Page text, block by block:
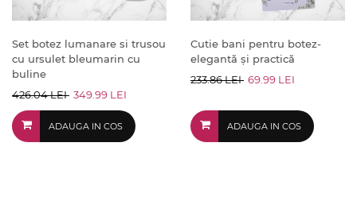
Set botez lumanare si trusou
cu ursulet bleumarin cu
buline
426.04 LEI 349.99 LEI
ADAUGA IN COS
Cutie bani pentru botez-
elegantă și practică
233.86 LEI 69.99 LEI
ADAUGA IN COS